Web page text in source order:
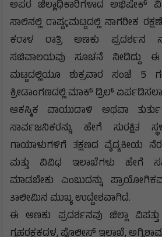
ಅಪರ ಜಿಲ್ಲಾಧಿಕಾರಿಗಳಾದ ಅಭಿಷೇಕ್
ಸಾಲಿನಲ್ಲಿ ರಾಷ್ಟçಮಟ್ಟದಲ್ಲಿ ನಾಗರೀಕ
ಕರಾಳ ರಾತ್ರಿ ಅಣಕು ಪ್ರದರ್ಶನ
ಸಚಿವಾಲಯವು ಸೂಚನೆ ನೀಡಿದ್ದು ಈ
ಮಟ್ಟದಲ್ಲಿಯೂ ಶುಕ್ರವಾರ ಸಂಜೆ 5
ಕ್ರೀಡಾಂಗಣದಲ್ಲಿ ಮಾಕ್ ಡ್ರಿಲ್
ಆಕಸ್ಮಿಕ ವಾಯುದಾಳಿ ಅಥವಾ
ಸಾರ್ವಜನಿಕರನ್ನು ಹೇಗೆ ಸುರಕ್ಷಿತ
ಗಾಯಾಳುಗಳಿಗೆ ತಕ್ಷಣದ ವೈದ್ಯಕೀಯ
ಮತ್ತು ವಿವಿಧ ಇಲಾಖೆಗಳು ಹೇಗೆ
ಮಾಡಬೇಕು ಎಂಬುದನ್ನು
ತಾಲೀಮಿನ ಮುಖ್ಯ ಉದ್ದೇಶವಾಗಿದೆ.
ಈ ಅಣಕು ಪ್ರದರ್ಶನವು ಜಿಲ್ಲಾ